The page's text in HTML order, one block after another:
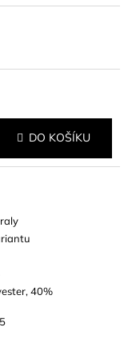
DO KOŠÍKU
40%